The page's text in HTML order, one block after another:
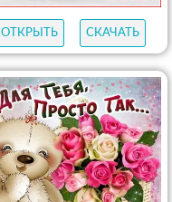
ОТКРЫТЬ СКАЧАТЬ